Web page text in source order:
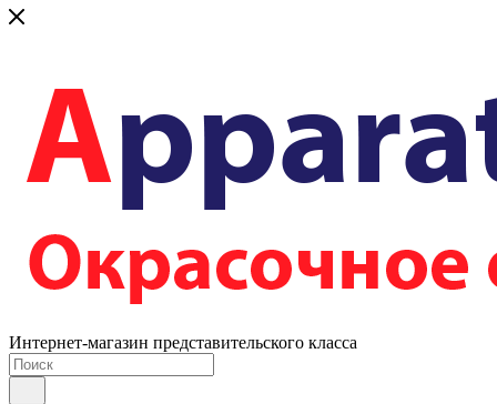
Интернет-магазин представительского класса